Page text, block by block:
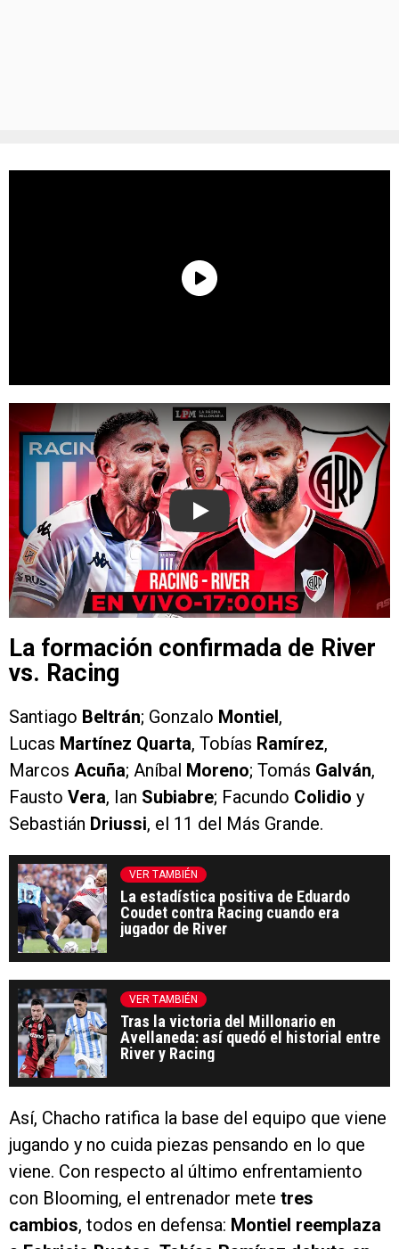
Play
La formación confirmada de River
vs. Racing
Santiago Beltrán; Gonzalo Montiel,
Lucas Martínez Quarta, Tobías Ramírez,
Marcos Acuña; Aníbal Moreno; Tomás Galván,
Fausto Vera, Ian Subiabre; Facundo Colidio y
Sebastián Driussi, el 11 del Más Grande.
VER TAMBIÉN
La estadística positiva de Eduardo
Coudet contra Racing cuando era
jugador de River
VER TAMBIÉN
Tras la victoria del Millonario en
Avellaneda: así quedó el historial entre
River y Racing
Así, Chacho ratifica la base del equipo que viene
jugando y no cuida piezas pensando en lo que
viene. Con respecto al último enfrentamiento
con Blooming, el entrenador mete tres
cambios, todos en defensa: Montiel reemplaza